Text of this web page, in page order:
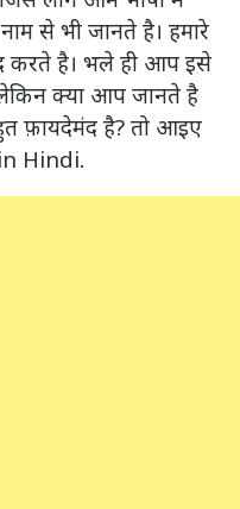
से भी जानते है। हमारे
करते है। भले ही आप इसे
क्या आप जानते है
फ़ायदेमंद है? तो आइए
Hindi.